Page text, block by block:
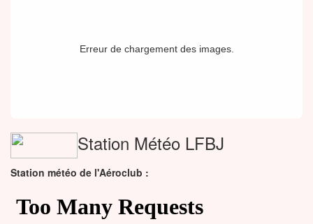
Erreur de chargement des images.
Station Météo LFBJ
Station météo de l'Aéroclub :